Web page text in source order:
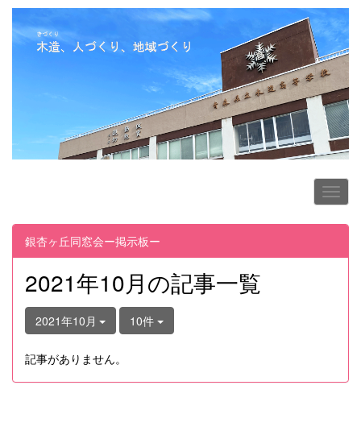
銀杏ヶ丘同窓会ー掲示板ー
2021年10月の記事一覧
2021年10月 10件
記事がありません。